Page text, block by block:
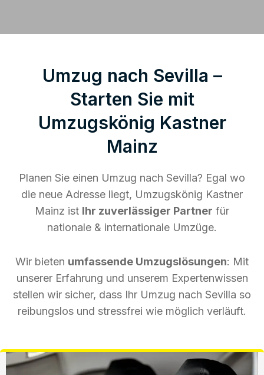
Umzug nach Sevilla –
Starten Sie mit
Umzugskönig Kastner
Mainz
Planen Sie einen Umzug nach Sevilla? Egal wo
die neue Adresse liegt, Umzugskönig Kastner
Mainz ist Ihr zuverlässiger Partner für
nationale & internationale Umzüge.
Wir bieten umfassende Umzugslösungen: Mit
unserer Erfahrung und unserem Expertenwissen
stellen wir sicher, dass Ihr Umzug nach Sevilla so
reibungslos und stressfrei wie möglich verläuft.